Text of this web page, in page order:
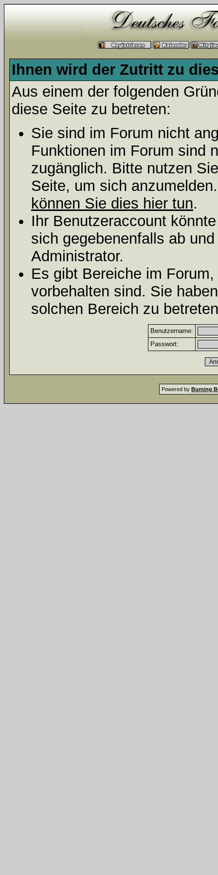
Ihnen wird der Zutritt zu
Aus einem der folgenden
diese Seite zu betreten:
Sie sind im Forum nicht
Funktionen im Forum sind
zugänglich. Bitte nutzen
Seite, um sich
können Sie dies hier tun.
Ihr Benutzeraccount
sich gegebenenfalls ab
Administrator.
Es gibt Bereiche im
vorbehalten sind. Sie
solchen Bereich zu
Benutzername:
Passwort:
Powered by Burning